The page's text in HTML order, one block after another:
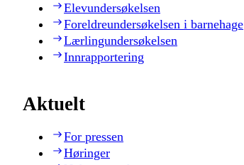
Elevundersøkelsen
Foreldreundersøkelsen i barnehage
Lærlingundersøkelsen
Innrapportering
Aktuelt
For pressen
Høringer